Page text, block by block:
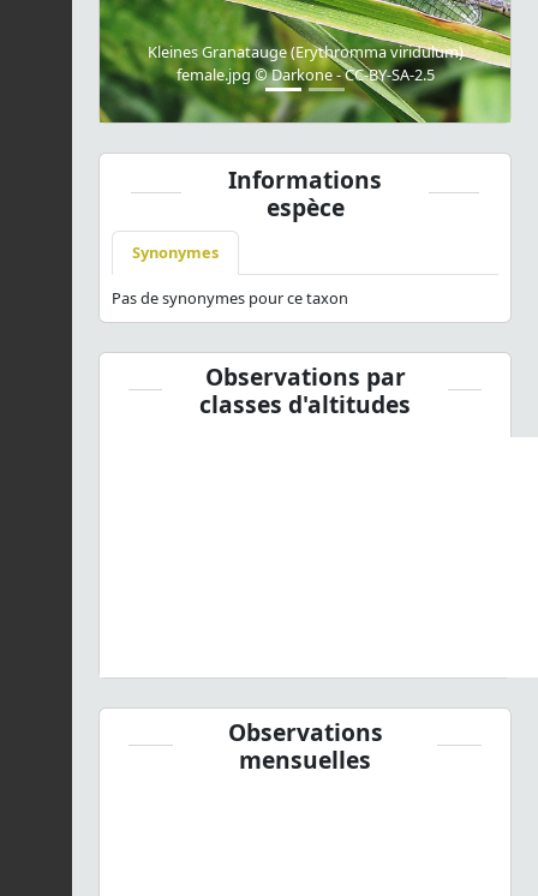
Kleines Granatauge (Erythromma viridulum)
female.jpg © Darkone - CC-BY-SA-2.5
Informations
espèce
Synonymes
Pas de synonymes pour ce taxon
Observations par
classes d'altitudes
Observations
mensuelles